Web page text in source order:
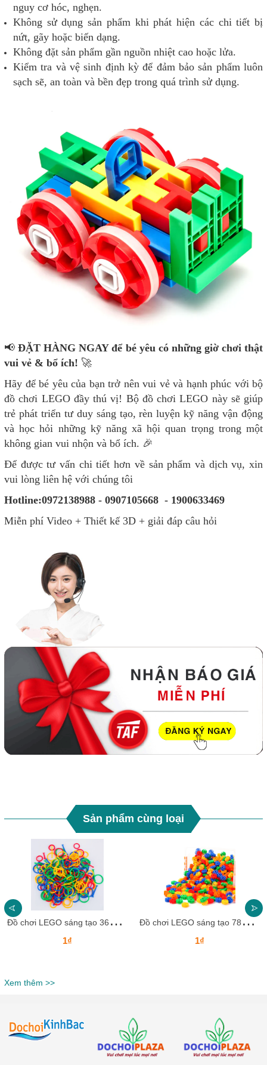
nguy cơ hóc, nghẹn.
Không sử dụng sản phẩm khi phát hiện các chi tiết bị
nứt, gãy hoặc biến dạng.
Không đặt sản phẩm gần nguồn nhiệt cao hoặc lửa.
Kiểm tra và vệ sinh định kỳ để đảm bảo sản phẩm luôn
sạch sẽ, an toàn và bền đẹp trong quá trình sử dụng.
📢ĐẶT HÀNG NGAY để bé yêu có những giờ chơi thật
vui vẻ & bổ ích! 🚀
Hãy để bé yêu của bạn trở nên vui vẻ và hạnh phúc với bộ
đồ chơi LEGO đầy thú vị! Bộ đồ chơi LEGO này sẽ giúp
trẻ phát triển tư duy sáng tạo, rèn luyện kỹ năng vận động
và học hỏi những kỹ năng xã hội quan trọng trong một
không gian vui nhộn và bổ ích. 🎉
Để được tư vấn chi tiết hơn về sản phẩm và dịch vụ, xin
vui lòng liên hệ với chúng tôi
Hotline:0972138988 - 0907105668 - 1900633469
Miễn phí Video + Thiết kế 3D + giải đáp câu hỏi
Sản phẩm cùng loại
Đ
ồ chơi LEGO sáng tạo 36pcs DCLGKB18 Dochoikinhbac Giải trí hấp dẫn cho trẻ em
1₫
Đ
ồ chơi LEGO sáng tạo 78pcs DCLGKB17 Dochoikinhbac Giải trí hấp dẫn cho trẻ em
1₫
Xem thêm >>